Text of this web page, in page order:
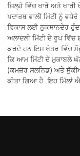
ਜ਼ਿਲ੍ਹੇ ਵਿੱਚ ਖਾਰੇ ਅਤੇ ਖਾਰੀ
ਪਦਾਰਥ ਵਾਲੀ ਮਿੱਟੀ ਨੂੰ
ਵਿਕਾਸ ਲਈ ਨੁਕਸਾਨਦੇਹ
ਅਲਾਦਲੀ ਮਿੱਟੀ ਦੇ ਰੂਪ
ਕਰਦੇ ਹਨ.ਇਸ ਖੇਤਰ ਵਿੱਚ
ਕਿ ਆਮ ਮਿੱਟੀ ਦੇ ਮੁਕਾਬਲੇ
(ਕਮਜ਼ੋਰ ਸੋਲਨਿਡ) ਅਤੇ
ਕੀਤਾ ਗਿਆ ਹੈ .ਇਹ ਮਿੱਲਾਂ